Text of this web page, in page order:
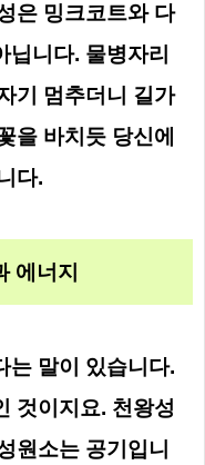
은 밍크코트와 다
닙니다. 물병자리
기 멈추더니 길가
을 바치듯 당신에
다.
에너지
는 말이 있습니다.
것이지요. 천왕성
원소는 공기입니